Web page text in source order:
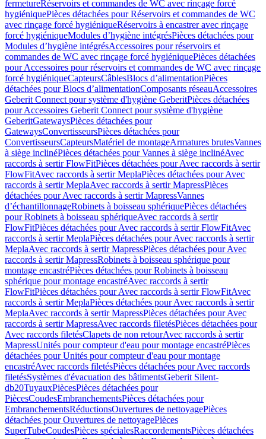
fermetureRéservoirs et commandes de WC avec rinçage forcé
hygiéniquePièces détachées pour Réservoirs et commandes de WC
avec rinçage forcé hygiéniqueRéservoirs à encastrer avec rinçage
forcé hygiéniqueModules d’hygiène intégrésPièces détachées pour
Modules d’hygiène intégrésAccessoires pour réservoirs et
commandes de WC avec rinçage forcé hygiéniquePièces détachées
pour Accessoires pour réservoirs et commandes de WC avec rinçage
forcé hygiéniqueCapteursCâblesBlocs d’alimentationPièces
détachées pour Blocs d’alimentationComposants réseauAccessoires
Geberit Connect pour système d'hygiène GeberitPièces détachées
pour Accessoires Geberit Connect pour système d'hygiène
GeberitGatewaysPièces détachées pour
GatewaysConvertisseursPièces détachées pour
ConvertisseursCapteursMatériel de montageArmatures brutesVannes
à siège inclinéPièces détachées pour Vannes à siège inclinéAvec
raccords à sertir FlowFitPièces détachées pour Avec raccords à sertir
FlowFitAvec raccords à sertir MeplaPièces détachées pour Avec
raccords à sertir MeplaAvec raccords à sertir MapressPièces
détachées pour Avec raccords à sertir MapressVannes
d’échantillonnageRobinets à boisseau sphériquePièces détachées
pour Robinets à boisseau sphériqueAvec raccords à sertir
FlowFitPièces détachées pour Avec raccords à sertir FlowFitAvec
raccords à sertir MeplaPièces détachées pour Avec raccords à sertir
MeplaAvec raccords à sertir MapressPièces détachées pour Avec
raccords à sertir MapressRobinets à boisseau sphérique pour
montage encastréPièces détachées pour Robinets à boisseau
sphérique pour montage encastréAvec raccords à sertir
FlowFitPièces détachées pour Avec raccords à sertir FlowFitAvec
raccords à sertir MeplaPièces détachées pour Avec raccords à sertir
MeplaAvec raccords à sertir MapressPièces détachées pour Avec
raccords à sertir MapressAvec raccords filetésPièces détachées pour
Avec raccords filetésClapets de non retourAvec raccords à sertir
MapressUnités pour compteur d'eau pour montage encastréPièces
détachées pour Unités pour compteur d'eau pour montage
encastréAvec raccords filetésPièces détachées pour Avec raccords
filetésSystèmes d'évacuation des bâtimentsGeberit Silent-
db20TuyauxPiècesPièces détachées pour
PiècesCoudesEmbranchementsPièces détachées pour
EmbranchementsRéductionsOuvertures de nettoyagePièces
détachées pour Ouvertures de nettoyagePièces
SuperTubeCoudesPièces spécialesRaccordementsPièces détachées